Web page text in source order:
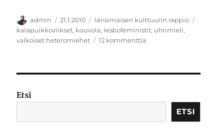
Kirjoittaja
admin Julkaistu
21.1.2010 Kategoriat
länsimaisen kulttuurin rappio
kalapuikkoviikset, kouvola, lesbofeministit, uhrimieli,
valkoiset heteromiehet
12 kommenttia
Etsi
ETSI